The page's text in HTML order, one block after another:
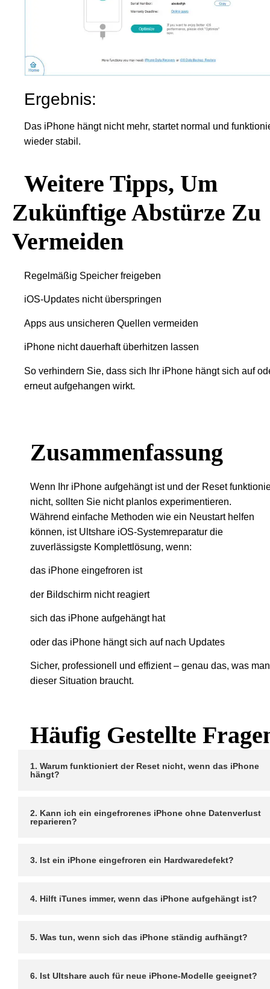
Ergebnis:
Das iPhone hängt nicht mehr, startet normal und
wieder stabil.
Weitere Tipps, Um
Zukünftige Abstürze Zu
Vermeiden
Regelmäßig Speicher freigeben
iOS-Updates nicht überspringen
Apps aus unsicheren Quellen vermeiden
iPhone nicht dauerhaft überhitzen lassen
So verhindern Sie, dass sich Ihr iPhone hängt sich auf
erneut aufgehangen wirkt.
Zusammenfassung
Wenn Ihr iPhone aufgehängt ist und der Reset
nicht, sollten Sie nicht planlos experimentieren.
Während einfache Methoden wie ein Neustart helfen
können, ist Ultshare iOS-Systemreparatur die
zuverlässigste Komplettlösung, wenn:
das iPhone eingefroren ist
der Bildschirm nicht reagiert
sich das iPhone aufgehängt hat
oder das iPhone hängt sich auf nach Updates
Sicher, professionell und effizient – genau das, was
dieser Situation braucht.
Häufig Gestellte
1. Warum funktioniert der Reset nicht, wenn das iPhone
hängt?
2. Kann ich ein eingefrorenes iPhone ohne Datenverlust
reparieren?
3. Ist ein iPhone eingefroren ein Hardwaredefekt?
4. Hilft iTunes immer, wenn das iPhone aufgehängt ist?
5. Was tun, wenn sich das iPhone ständig aufhängt?
6. Ist Ultshare auch für neue iPhone-Modelle geeignet?